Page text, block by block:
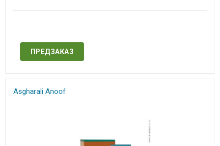
ПРЕДЗАКАЗ
Asgharali Anoof